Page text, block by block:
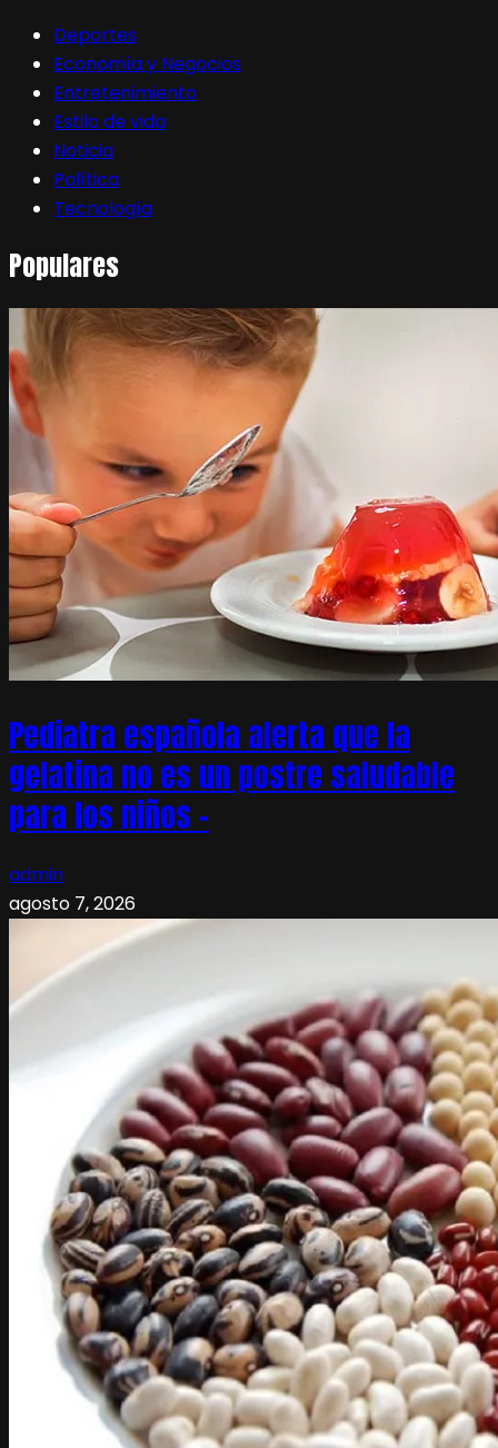
Deportes
Economía y Negocios
Entretenimiento
Estilo de vida
Noticia
Política
Tecnología
Populares
Pediatra española alerta que la
gelatina no es un postre saludable
para los niños –
admin
agosto 7, 2026